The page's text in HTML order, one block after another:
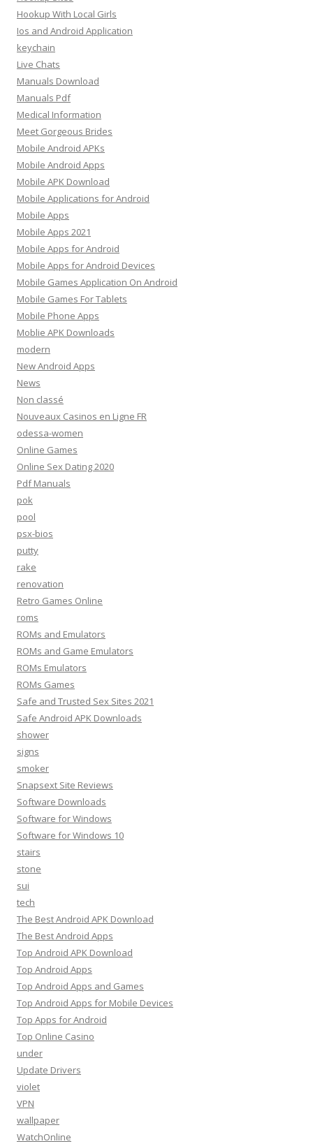
Hookup With Local Girls
Ios and Android Application
keychain
Live Chats
Manuals Download
Manuals Pdf
Medical Information
Meet Gorgeous Brides
Mobile Android APKs
Mobile Android Apps
Mobile APK Download
Mobile Applications for Android
Mobile Apps
Mobile Apps 2021
Mobile Apps for Android
Mobile Apps for Android Devices
Mobile Games Application On Android
Mobile Games For Tablets
Mobile Phone Apps
Moblie APK Downloads
modern
New Android Apps
News
Non classé
Nouveaux Casinos en Ligne FR
odessa-women
Online Games
Online Sex Dating 2020
Pdf Manuals
pok
pool
psx-bios
putty
rake
renovation
Retro Games Online
roms
ROMs and Emulators
ROMs and Game Emulators
ROMs Emulators
ROMs Games
Safe and Trusted Sex Sites 2021
Safe Android APK Downloads
shower
signs
smoker
Snapsext Site Reviews
Software Downloads
Software for Windows
Software for Windows 10
stairs
stone
sui
tech
The Best Android APK Download
The Best Android Apps
Top Android APK Download
Top Android Apps
Top Android Apps and Games
Top Android Apps for Mobile Devices
Top Apps for Android
Top Online Casino
under
Update Drivers
violet
VPN
wallpaper
WatchOnline